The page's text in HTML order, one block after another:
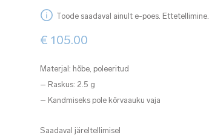
Toode saadaval ainult e-poes. Ettetellimine.
€ 105.00
Materjal: hõbe, poleeritud
– Raskus: 2.5 g
– Kandmiseks pole kõrvaauku vaja
Saadaval järeltellimisel